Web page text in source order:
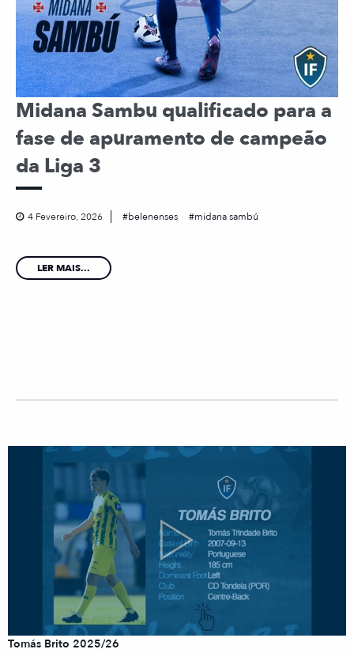
Midana Sambu qualificado para a
fase de apuramento de campeão
da Liga 3
4 Fevereiro, 2026 belenenses midana sambú
LER MAIS...
Tomás Brito 2025/26